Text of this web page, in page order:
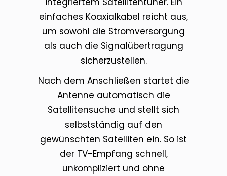
einfaches Koaxialkabel reicht aus,
um sowohl die Stromversorgung
als auch die Signalübertragung
sicherzustellen.
Nach dem Anschließen startet die
Antenne automatisch die
Satellitensuche und stellt sich
selbstständig auf den
gewünschten Satelliten ein. So ist
der TV-Empfang schnell,
unkompliziert und ohne